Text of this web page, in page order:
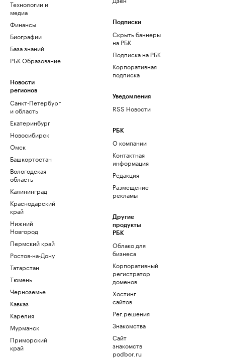
Технологии и
медиа
Финансы
Биографии
База знаний
РБК Образование
Новости
регионов
Санкт-Петербург
и область
Екатеринбург
Новосибирск
Омск
Башкортостан
Вологодская
область
Калининград
Краснодарский
край
Нижний
Новгород
Пермский край
Ростов-на-Дону
Татарстан
Тюмень
Черноземье
Кавказ
Карелия
Мурманск
Приморский
край
Подписки
Скрыть баннеры
на РБК
Подписка на РБК
Корпоративная
подписка
Уведомления
RSS Новости
РБК
О компании
Контактная
информация
Редакция
Размещение
рекламы
Другие
продукты
РБК
Облако для
бизнеса
Корпоративный
регистратор
доменов
Хостинг
сайтов
Рег.решения
Знакомства
Сайт
знакомств
podbor.ru